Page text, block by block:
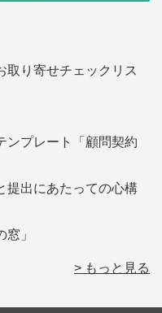
取り寄せチェックリス
ンプレート「顧問契約
出にあたっての心構
」
> もっと見る